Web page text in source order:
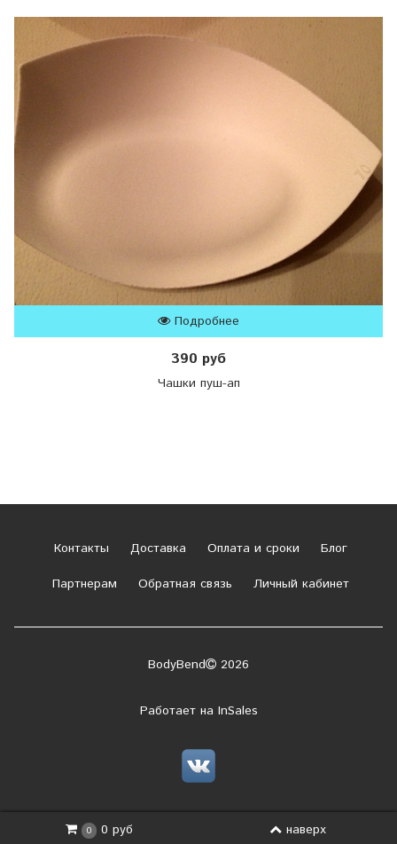
Подробнее
390 руб
Чашки пуш-ап
Контакты Доставка Оплата и сроки
Блог
Партнерам
Обратная связь Личный кабинет
BodyBend 2026
Работает на InSales
0 0 руб наверх